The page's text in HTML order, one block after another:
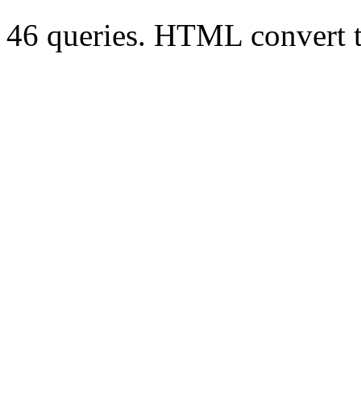
46 queries. HTML convert